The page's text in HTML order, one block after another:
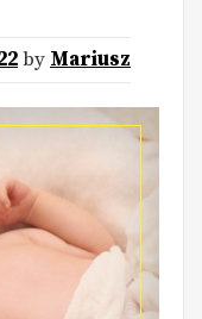
by Mariusz